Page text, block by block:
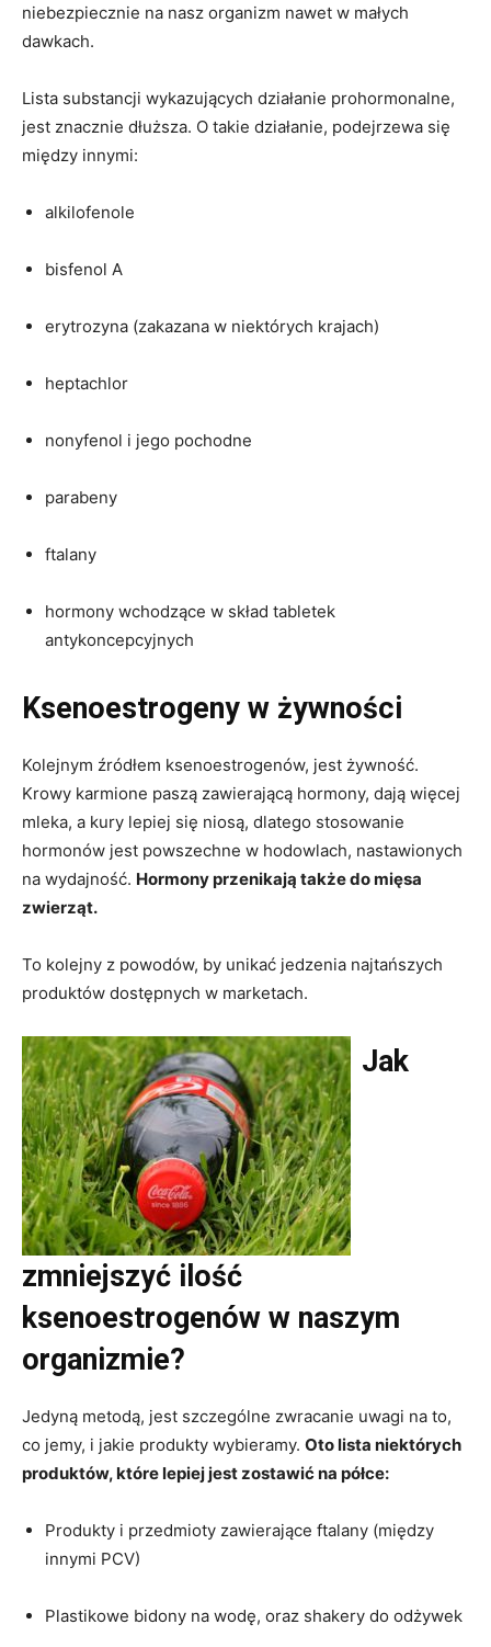
niebezpiecznie na nasz organizm nawet w małych
dawkach.
Lista substancji wykazujących działanie prohormonalne,
jest znacznie dłuższa. O takie działanie, podejrzewa się
między innymi:
alkilofenole
bisfenol A
erytrozyna (zakazana w niektórych krajach)
heptachlor
nonyfenol i jego pochodne
parabeny
ftalany
hormony wchodzące w skład tabletek
antykoncepcyjnych
Ksenoestrogeny w żywności
Kolejnym źródłem ksenoestrogenów, jest żywność.
Krowy karmione paszą zawierającą hormony, dają więcej
mleka, a kury lepiej się niosą, dlatego stosowanie
hormonów jest powszechne w hodowlach, nastawionych
na wydajność. Hormony przenikają także do mięsa
zwierząt.
To kolejny z powodów, by unikać jedzenia najtańszych
produktów dostępnych w marketach.
Jak
zmniejszyć ilość
ksenoestrogenów w naszym
organizmie?
Jedyną metodą, jest szczególne zwracanie uwagi na to,
co jemy, i jakie produkty wybieramy. Oto lista niektórych
produktów, które lepiej jest zostawić na półce:
Produkty i przedmioty zawierające ftalany (między
innymi PCV)
Plastikowe bidony na wodę, oraz shakery do odżywek